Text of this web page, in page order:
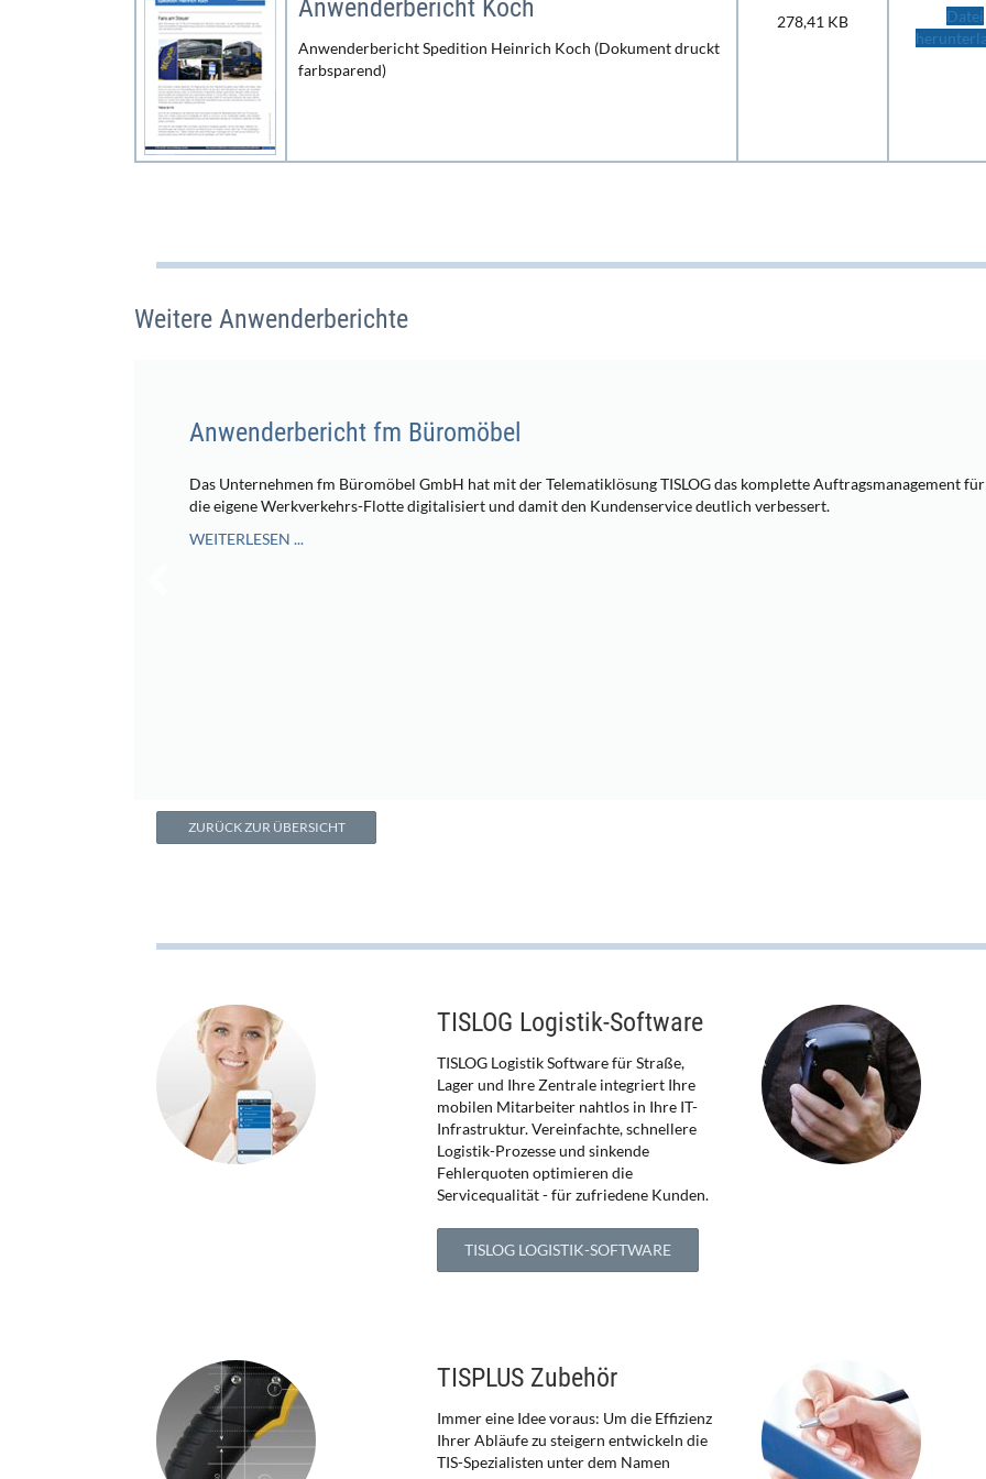
Anwenderbericht Koch
Anwenderbericht Spedition Heinrich Koch (Dokument druckt
farbsparend)
278,41 KB
Datei
Weitere Anwenderberichte
Anwenderbericht fm Büromöbel
Das Unternehmen fm Büromöbel GmbH hat mit der Telematiklösung TISLOG das komplette Auftragsmanagement für
die eigene Werkverkehrs-Flotte digitalisiert und damit den Kundenservice deutlich verbessert.
WEITERLESEN ...
ZURÜCK ZUR ÜBERSICHT
TISLOG Logistik-Software
TISLOG Logistik Software für Straße,
Lager und Ihre Zentrale integriert Ihre
mobilen Mitarbeiter nahtlos in Ihre IT-
Infrastruktur. Vereinfachte, schnellere
Logistik-Prozesse und sinkende
Fehlerquoten optimieren die
Servicequalität - für zufriedene Kunden.
TISLOG LOGISTIK-SOFTWARE
TISPLUS Zubehör
Immer eine Idee voraus: Um die Effizienz
Ihrer Abläufe zu steigern entwickeln die
TIS-Spezialisten unter dem Namen